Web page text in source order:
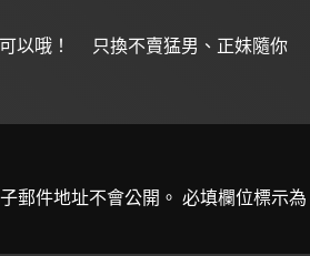
以哦！ 只換不賣猛男、正妹隨你
郵件地址不會公開。 必填欄位標示為